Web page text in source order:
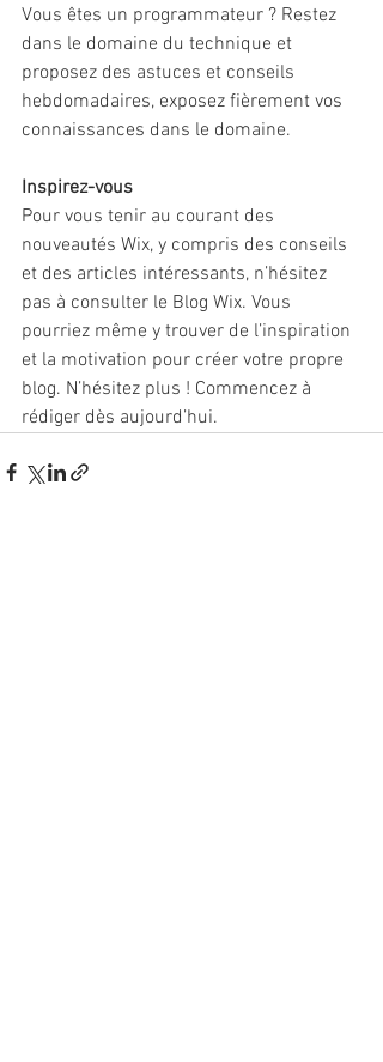
Vous êtes un programmateur ? Restez
dans le domaine du technique et
proposez des astuces et conseils
hebdomadaires, exposez fièrement vos
connaissances dans le domaine.
Inspirez-vous
Pour vous tenir au courant des
nouveautés Wix, y compris des conseils
et des articles intéressants, n’hésitez
pas à consulter le Blog Wix. Vous
pourriez même y trouver de l’inspiration
et la motivation pour créer votre propre
blog. N’hésitez plus ! Commencez à
rédiger dès aujourd’hui.